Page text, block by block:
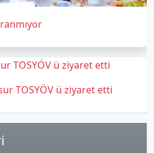
TOSYÖV ü ziyaret etti